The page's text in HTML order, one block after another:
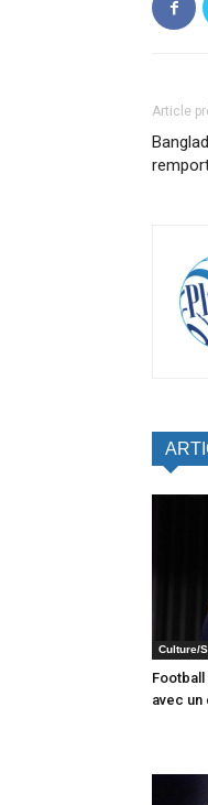
Article
Culture/
Football
avec un